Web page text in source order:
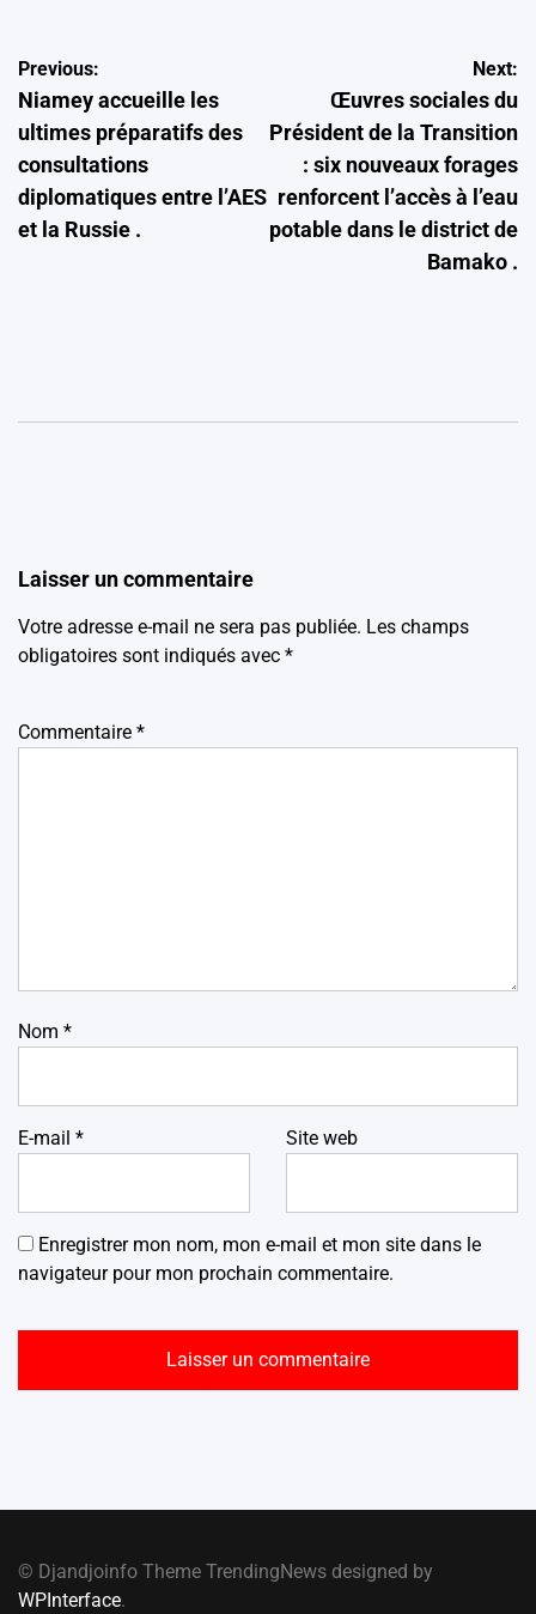
Navigation
de
l’article
Previous:
Niamey accueille les
ultimes préparatifs des
consultations
diplomatiques entre l’AES
et la Russie .
Next:
Œuvres sociales du
Président de la Transition
: six nouveaux forages
renforcent l’accès à l’eau
potable dans le district de
Bamako .
Laisser un commentaire
Votre adresse e-mail ne sera pas publiée. Les champs
obligatoires sont indiqués avec *
Commentaire *
Nom *
E-mail * Site web
Enregistrer mon nom, mon e-mail et mon site dans le
navigateur pour mon prochain commentaire.
© Djandjoinfo Theme TrendingNews designed by
WPInterface.